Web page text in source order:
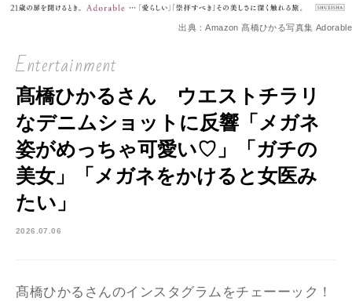
出典：Amazon 髙橋ひかる写真集 Adorable
Entertainment
髙橋ひかるさん ウエストチラリ
なデニムショットに反響「メガネ
姿がめっちゃ可愛い♡」「ガチの
美女」「メガネをかけると女医み
たい」
2026.07.06
髙橋ひかるさんのインスタグラムをチェーーック！